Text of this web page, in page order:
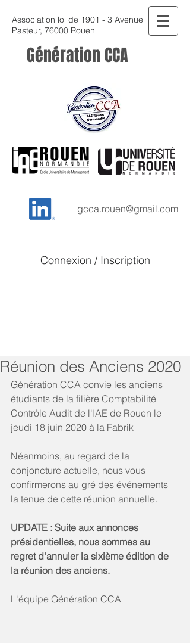
Association loi de 1901 - 3 Avenue
Pasteur, 76000 Rouen
Génération CCA
gcca.rouen@gmail.com
Connexion / Inscription
Réunion des Anciens 2020
Génération CCA convie les anciens
étudiants de la filière Comptabilité
Contrôle Audit de l'IAE de Rouen le
jeudi 18 juin 2020 à la Fabrik
Néanmoins, au regard de la
conjoncture actuelle, nous vous
confirmerons au gré des événements
la tenue de cette réunion annuelle.
UPDATE : Suite aux annonces
présidentielles, nous sommes au
regret d'annuler la sixième édition de
la réunion des anciens.
L'équipe Génération CCA